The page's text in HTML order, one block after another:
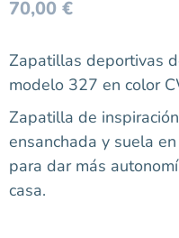
70,00 €
Zapatillas deportivas
modelo 327 en color
Zapatilla de
ensanchada y suela
para dar más
casa.